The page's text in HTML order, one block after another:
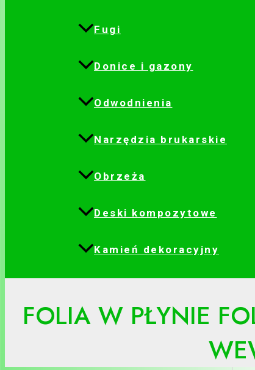
Fugi
Donice i gazony
Odwodnienia
Narzędzia brukarskie
Obrzeża
Deski kompozytowe
Kamień dekoracyjny
FOLIA W PŁYNIE